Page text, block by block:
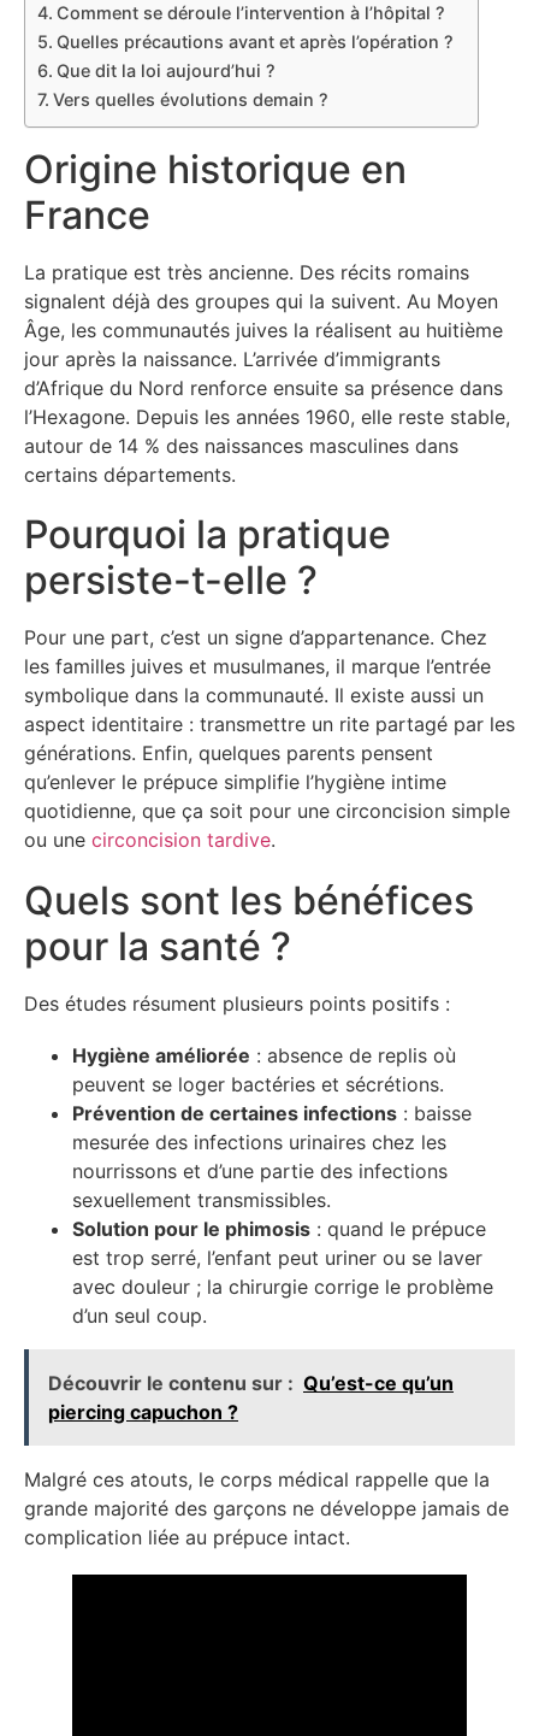
Comment se déroule l’intervention à l’hôpital ?
Quelles précautions avant et après l’opération ?
Que dit la loi aujourd’hui ?
Vers quelles évolutions demain ?
Origine historique en
France
La pratique est très ancienne. Des récits romains
signalent déjà des groupes qui la suivent. Au Moyen
Âge, les communautés juives la réalisent au huitième
jour après la naissance. L’arrivée d’immigrants
d’Afrique du Nord renforce ensuite sa présence dans
l’Hexagone. Depuis les années 1960, elle reste stable,
autour de 14 % des naissances masculines dans
certains départements.
Pourquoi la pratique
persiste-t-elle ?
Pour une part, c’est un signe d’appartenance. Chez
les familles juives et musulmanes, il marque l’entrée
symbolique dans la communauté. Il existe aussi un
aspect identitaire : transmettre un rite partagé par les
générations. Enfin, quelques parents pensent
qu’enlever le prépuce simplifie l’hygiène intime
quotidienne, que ça soit pour une circoncision simple
ou une circoncision tardive.
Quels sont les bénéfices
pour la santé ?
Des études résument plusieurs points positifs :
Hygiène améliorée : absence de replis où
peuvent se loger bactéries et sécrétions.
Prévention de certaines infections : baisse
mesurée des infections urinaires chez les
nourrissons et d’une partie des infections
sexuellement transmissibles.
Solution pour le phimosis : quand le prépuce
est trop serré, l’enfant peut uriner ou se laver
avec douleur ; la chirurgie corrige le problème
d’un seul coup.
Découvrir le contenu sur : Qu’est-ce qu’un
piercing capuchon ?
Malgré ces atouts, le corps médical rappelle que la
grande majorité des garçons ne développe jamais de
complication liée au prépuce intact.